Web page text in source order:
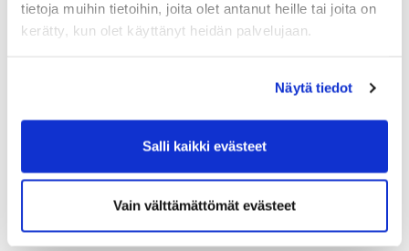
tietoja muihin tietoihin, joita olet antanut heille tai joita on
kerätty, kun olet käyttänyt heidän palvelujaan.
Näytä tiedot
Salli kaikki evästeet
Vain välttämättömät evästeet
Elina Koskipahta, Chief Marketing Officer,
vastuullisuusmuotoilija, Infine
Tilaisuus päättyy
Tilaisuus järjestetään verkossa Zoom-kokouspalvelun
kautta. Linkki tilaisuuteen lähetetään sähköpostitse
ennen tilaisuutta.